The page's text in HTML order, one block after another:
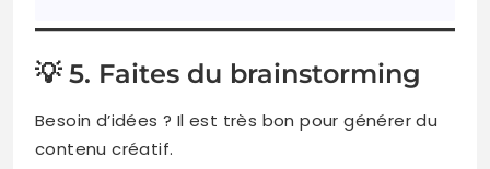
💡 5. Faites du brainstorming
Besoin d’idées ? Il est très bon pour générer du
contenu créatif.